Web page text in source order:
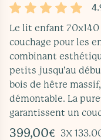
Le lit enfant
couchage pour les
combinant
petits jusqu’au
bois de hêtre
démontable. La
garantissent un
399,00€ 3X